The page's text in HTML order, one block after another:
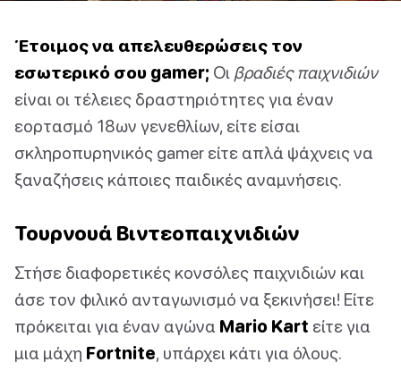
Έτοιμος να απελευθερώσεις τον
εσωτερικό σου gamer; Οι βραδιές παιχνιδιών
είναι οι τέλειες δραστηριότητες για έναν
εορτασμό 18ων γενεθλίων, είτε είσαι
σκληροπυρηνικός gamer είτε απλά ψάχνεις να
ξαναζήσεις κάποιες παιδικές αναμνήσεις.
Τουρνουά Βιντεοπαιχνιδιών
Στήσε διαφορετικές κονσόλες παιχνιδιών και
άσε τον φιλικό ανταγωνισμό να ξεκινήσει! Είτε
πρόκειται για έναν αγώνα Mario Kart είτε για
μια μάχη Fortnite, υπάρχει κάτι για όλους.